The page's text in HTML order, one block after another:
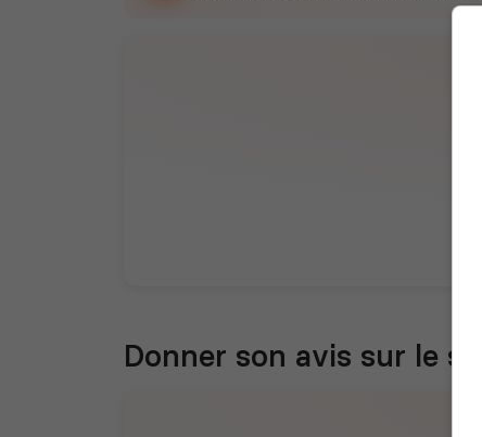
Donner son avis sur le